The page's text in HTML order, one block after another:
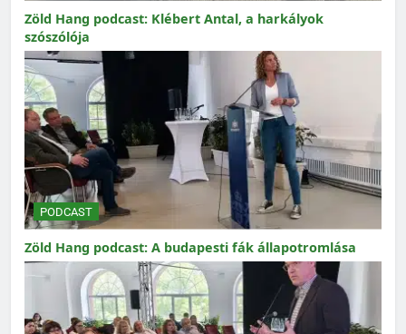
Zöld Hang podcast: Klébert Antal, a harkályok
szószólója
PODCAST
Zöld Hang podcast: A budapesti fák állapotromlása